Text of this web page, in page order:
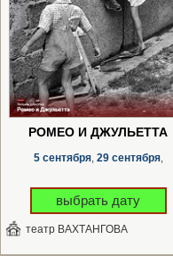
РОМЕО И ДЖУЛЬЕТТА
5 сентября, 29 сентября,
выбрать дату
театр ВАХТАНГОВА